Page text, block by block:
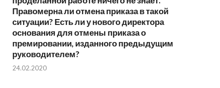
Правомерна ли отмена приказа в такой
ситуации? Есть ли у нового директора
основания для отмены приказа о
премировании, изданного предыдущим
руководителем?
24.02.2020